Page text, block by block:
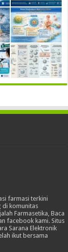
farmasi terkini
di komunitas
Farmasetika, Baca
facebook kami. Situs
Sarana Elektronik
ikut bersama